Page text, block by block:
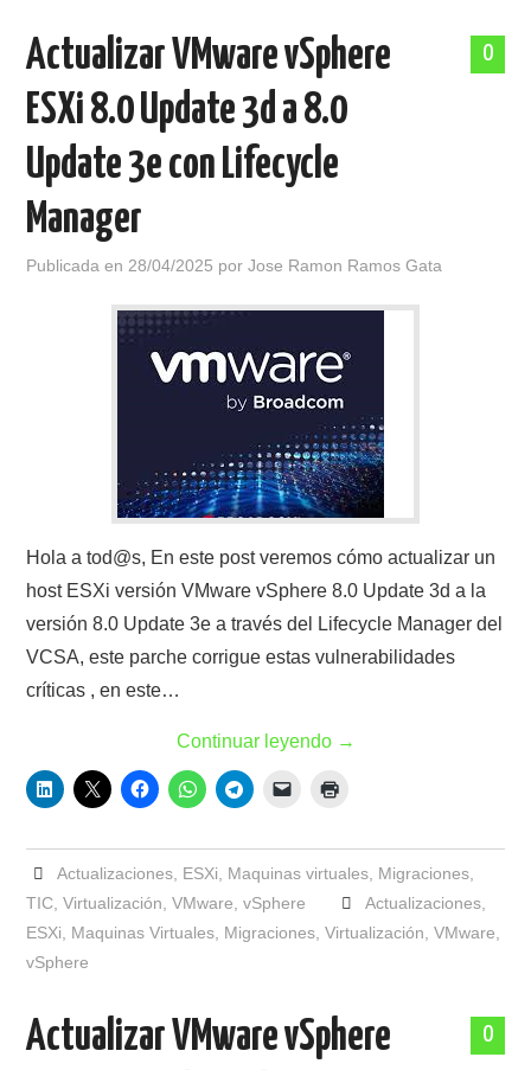
0
Actualizar VMware vSphere
ESXi 8.0 Update 3d a 8.0
Update 3e con Lifecycle
Manager
Publicada en 28/04/2025 porJose Ramon Ramos Gata
Hola a tod@s, En este post veremos cómo actualizar un
host ESXi versión VMware vSphere 8.0 Update 3d a la
versión 8.0 Update 3e a través del Lifecycle Manager del
VCSA, este parche corrigue estas vulnerabilidades
críticas , en este…
Continuar leyendo →
Actualizaciones, ESXi Maquinas virtuales, Migraciones,
TIC ,Virtualización ,VMware ,vSphere Actualizaciones,
ESXi
Maquinas Virtuales Migraciones ,Virtualización ,VMware
vSphere
0
Actualizar VMware vSphere